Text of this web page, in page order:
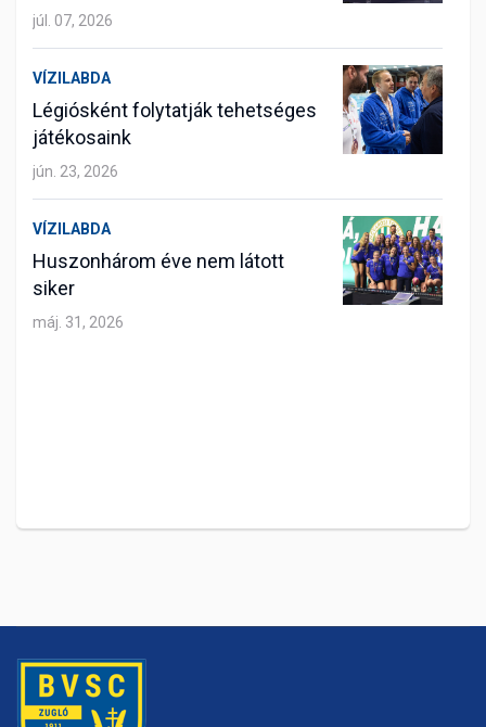
vízilabdázóink
júl. 07, 2026
VÍZILABDA
Légiósként folytatják tehetséges
játékosaink
jún. 23, 2026
VÍZILABDA
Huszonhárom éve nem látott
siker
máj. 31, 2026